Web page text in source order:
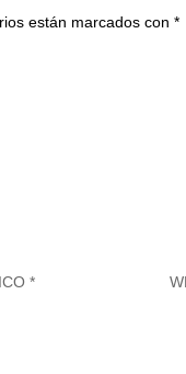
están marcados con*